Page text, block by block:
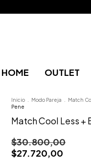
OUTLET
Inicio Modo Pareja Match
Pene
Match Cool Less +
$30.800,00
$27.720,00